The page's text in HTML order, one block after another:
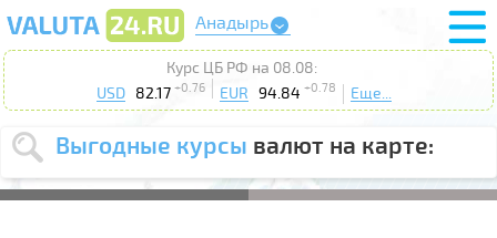
Анадырь
Курс ЦБ РФ на 08.08:
USD
82.17 +0.76 EUR 94.84 +0.78 Еще...
Выгодные курсы валют на карте:
Выберите
USD EUR